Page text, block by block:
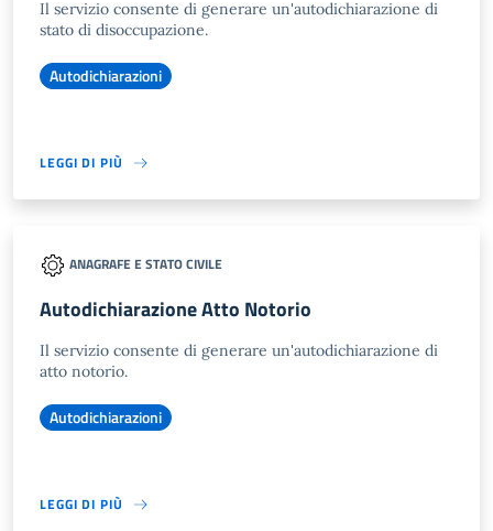
Il servizio consente di generare un'autodichiarazione di
stato di disoccupazione.
Autodichiarazioni
LEGGI DI PIÙ
ANAGRAFE E STATO CIVILE
Autodichiarazione Atto Notorio
Il servizio consente di generare un'autodichiarazione di
atto notorio.
Autodichiarazioni
LEGGI DI PIÙ